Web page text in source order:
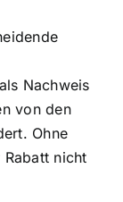
Nachweis
von den
Ohne
nicht